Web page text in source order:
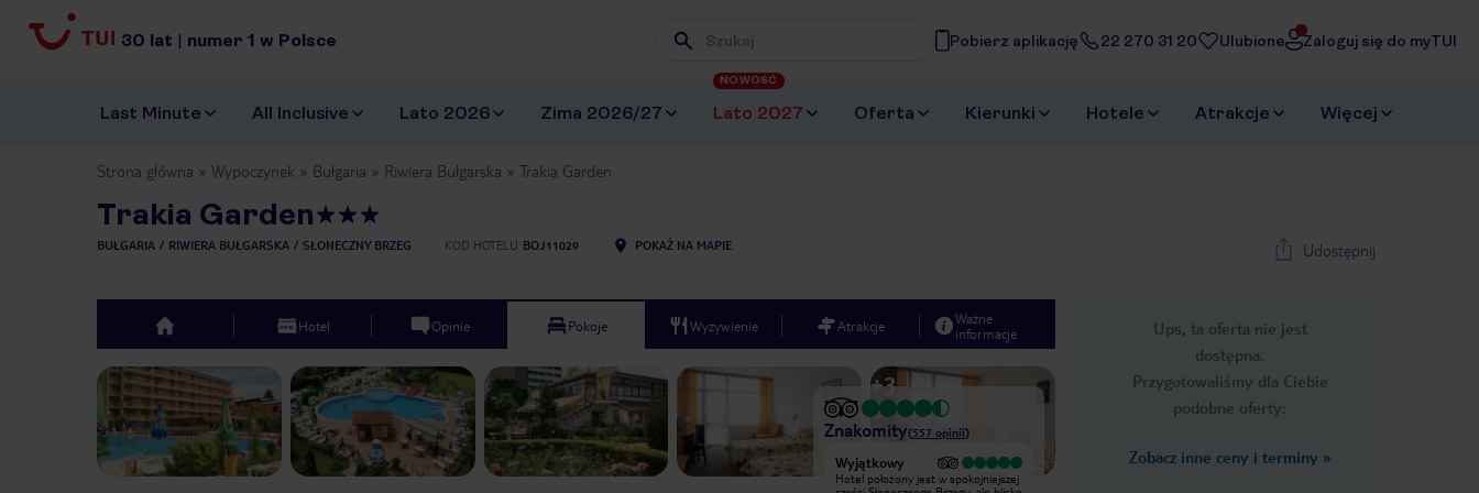
30 lat | numer 1 w Polsce Wpisz frazę, której szukasz
Pobierz aplikację 22 270 31 20 Ulubione Zaloguj się do myTUI
Last Minute All Inclusive Lato 2026 Zima 2026/27 Lato 2027
NOWOŚĆ
Oferta Kierunki Hotele Atrakcje Więcej
Strona główna Wypoczynek Bułgaria Riwiera Bułgarska Trakia Garden
Trakia Garden
BUŁGARIA RIWIERA BUŁGARSKA SŁONECZNY BRZEG KOD HOTELU BOJ11029 POKAŻ NA MAPIE Udostępnij
Ups, ta oferta nie jest
dostępna.
Przygotowaliśmy dla Ciebie
podobne oferty:
Zobacz inne ceny i terminy »
top Hotel Opinie Pokoje Wyżywienie Atrakcje
Ważne
informacje
Previous slide Next slide
1/
+3
Znakomity(557 opinii)
Wyjątkowy
Byliśmy z mężem tydzień, właśnie
Wyjątkowy
Hotel położony jest w spokojniejszej